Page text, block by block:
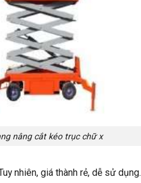
nâng cắt kéo trục chữ x
nhiên, giá thành rẻ, dễ sử dụng.